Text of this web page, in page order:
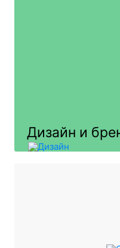
Дизайн и